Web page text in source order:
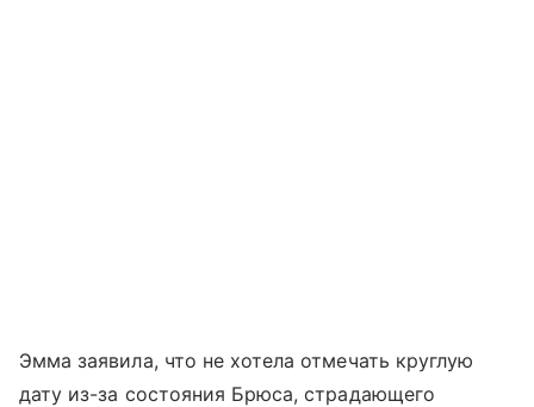
Эмма заявила, что не хотела отмечать круглую
дату из-за состояния Брюса, страдающего